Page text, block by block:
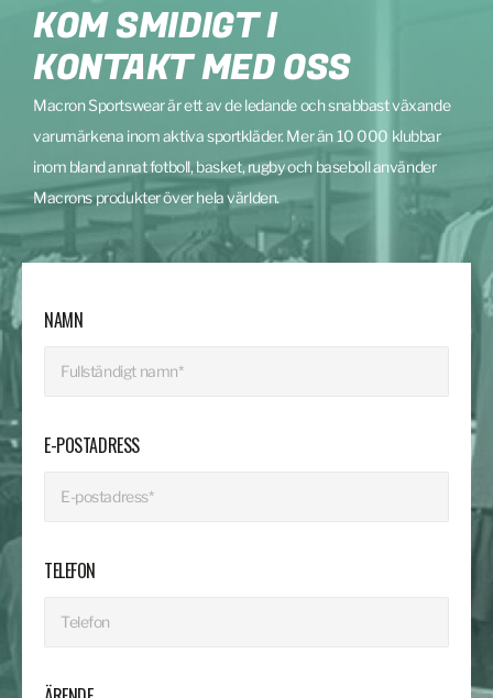
KOM SMIDIGT I
KONTAKT MED OSS
Macron Sportswear är ett av de ledande och snabbast växande
varumärkena inom aktiva sportkläder. Mer än 10 000 klubbar
inom bland annat fotboll, basket, rugby och baseboll använder
Macrons produkter över hela världen.
NAMN
E-POSTADRESS
TELEFON